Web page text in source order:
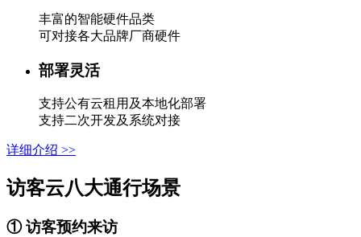
丰富的智能硬件品类
可对接各大品牌厂商硬件
部署灵活
支持公有云租用及本地化部署
支持二次开发及系统对接
详细介绍 >>
访客云八大通行场景
① 访客预约来访